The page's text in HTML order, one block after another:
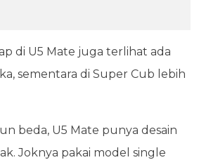
di U5 Mate juga terlihat ada
sementara di Super Cub lebih
beda, U5 Mate punya desain
Joknya pakai model single